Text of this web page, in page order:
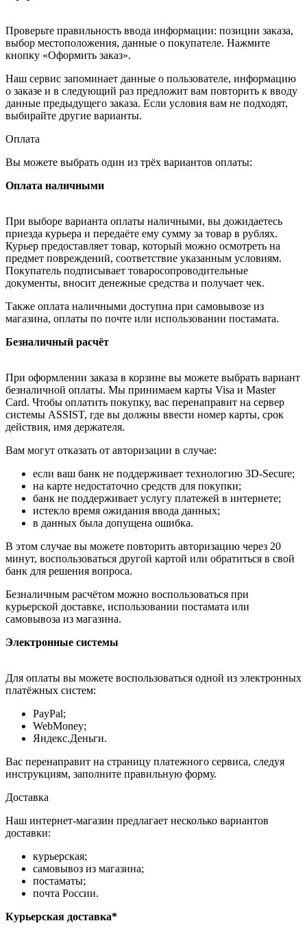
Проверьте правильность ввода информации: позиции заказа,
выбор местоположения, данные о покупателе. Нажмите
кнопку «Оформить заказ».
Наш сервис запоминает данные о пользователе, информацию
о заказе и в следующий раз предложит вам повторить к вводу
данные предыдущего заказа. Если условия вам не подходят,
выбирайте другие варианты.
Оплата
Вы можете выбрать один из трёх вариантов оплаты:
Оплата наличными
При выборе варианта оплаты наличными, вы дожидаетесь
приезда курьера и передаёте ему сумму за товар в рублях.
Курьер предоставляет товар, который можно осмотреть на
предмет повреждений, соответствие указанным условиям.
Покупатель подписывает товаросопроводительные
документы, вносит денежные средства и получает чек.
Также оплата наличными доступна при самовывозе из
магазина, оплаты по почте или использовании постамата.
Безналичный расчёт
При оформлении заказа в корзине вы можете выбрать вариант
безналичной оплаты. Мы принимаем карты Visa и Master
Card. Чтобы оплатить покупку, вас перенаправит на сервер
системы ASSIST, где вы должны ввести номер карты, срок
действия, имя держателя.
Вам могут отказать от авторизации в случае:
если ваш банк не поддерживает технологию 3D-Secure;
на карте недостаточно средств для покупки;
банк не поддерживает услугу платежей в интернете;
истекло время ожидания ввода данных;
в данных была допущена ошибка.
В этом случае вы можете повторить авторизацию через 20
минут, воспользоваться другой картой или обратиться в свой
банк для решения вопроса.
Безналичным расчётом можно воспользоваться при
курьерской доставке, использовании постамата или
самовывоза из магазина.
Электронные системы
Для оплаты вы можете воспользоваться одной из электронных
платёжных систем:
PayPal;
WebMoney;
Яндекс.Деньги.
Вас перенаправит на страницу платежного сервиса, следуя
инструкциям, заполните правильную форму.
Доставка
Наш интернет-магазин предлагает несколько вариантов
доставки:
курьерская;
самовывоз из магазина;
постаматы;
почта России.
Курьерская доставка*